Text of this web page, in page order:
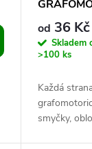
od 36 Kč
Skladem
>100 ks
Každá
smyčky,